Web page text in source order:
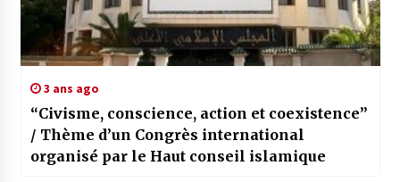
3 ans ago
“Civisme, conscience, action et coexistence”
/ Thème d’un Congrès international
organisé par le Haut conseil islamique